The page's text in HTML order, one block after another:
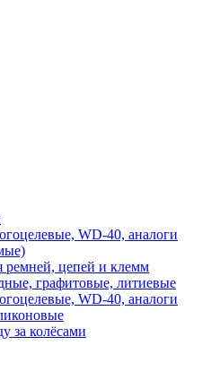
WD-40, аналоги
ремней, цепей и клемм
графитовые, литиевые
WD-40, аналоги
за колёсами